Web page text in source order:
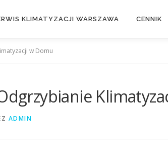
KLIMATYZACJI WARSZAWA CENNIK
w Domu
ADMIN